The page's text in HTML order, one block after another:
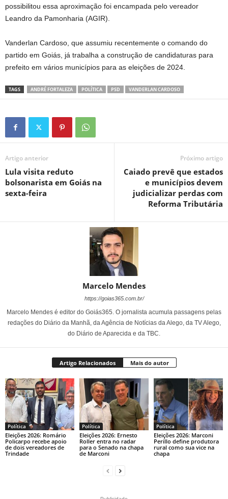
possibilitou essa aproximação foi encampada pelo vereador
Leandro da Pamonharia (AGIR).
Vanderlan Cardoso, que assumiu recentemente o comando do
partido em Goiás, já trabalha a construção de candidaturas para
prefeito em vários municípios para as eleições de 2024.
TAGS ANDRÉ FORTALEZA POLÍTICA PSD VANDERLAN CARDOSO
Artigo anterior
Lula visita reduto
bolsonarista em Goiás na
sexta-feira
Próximo artigo
Caiado prevê que estados
e municípios devem
judicializar perdas com
Reforma Tributária
Marcelo Mendes
https://goias365.com.br/
Marcelo Mendes é editor do Goiás365. O jornalista acumula passagens pelas
redações do Diário da Manhã, da Agência de Notícias da Alego, da TV Alego,
do Diário de Aparecida e da TBC.
Artigo Relacionados Mais do autor
Política
Eleições 2026: Romário
Policarpo recebe apoio
de dois vereadores de
Trindade
Política
Eleições 2026: Ernesto
Roller entra no radar
para o Senado na chapa
de Marconi
Política
Eleições 2026: Marconi
Perillo define produtora
rural como sua vice na
chapa